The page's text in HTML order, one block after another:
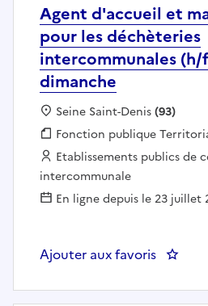
Agent d'accueil et
pour les déchèteries
intercommunales
dimanche
Localisation :
Seine Saint-Denis(93)
Fonction publique :
Fonction publique
Employeur :
Etablissements publics de
intercommunale
En ligne depuis le 23 juillet
Ajouter aux favoris